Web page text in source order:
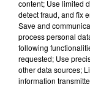
Lecture
100%
100% Radio
content; Use limited
detect fraud, and fix
Save and
process personal
following
requested; Use
other data sources;
information